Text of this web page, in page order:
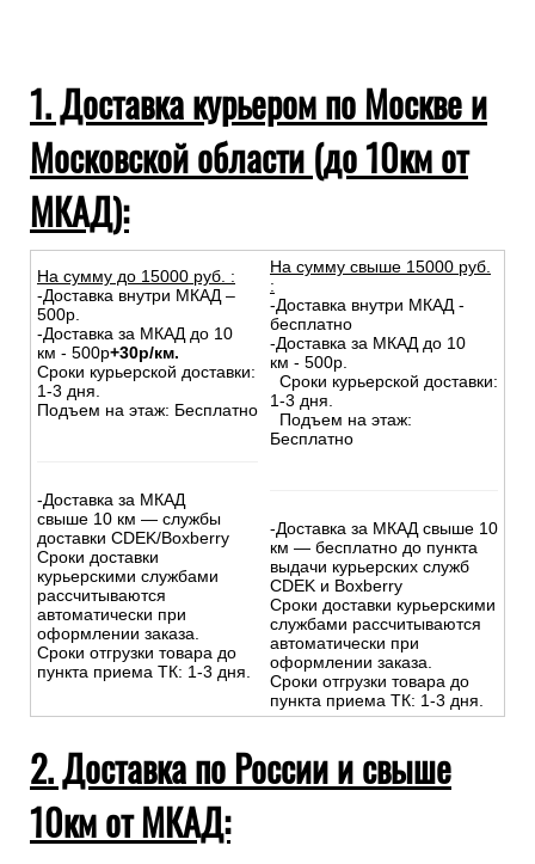
1. Доставка курьером по Москве и
Московской области (до 10км от
МКАД):
На сумму до 15000 руб. :
-Доставка внутри МКАД –
500р.
-Доставка за МКАД до 10
км - 500р+30р/км.
Сроки курьерской доставки:
1-3 дня.
Подъем на этаж: Бесплатно
-Доставка за МКАД
свыше 10 км — службы
доставки CDEK/Boxberry
Сроки доставки
курьерскими службами
рассчитываются
автоматически при
оформлении заказа.
Сроки отгрузки товара до
пункта приема ТК: 1-3 дня.
На сумму свыше 15000 руб.
:
-Доставка внутри МКАД -
бесплатно
-Доставка за МКАД до 10
км - 500р.
Сроки курьерской доставки:
1-3 дня.
Подъем на этаж:
Бесплатно
-Доставка за МКАД свыше 10
км — бесплатно до пункта
выдачи курьерских служб
CDEK и Boxberry
Сроки доставки курьерскими
службами рассчитываются
автоматически при
оформлении заказа.
Сроки отгрузки товара до
пункта приема ТК: 1-3 дня.
2. Доставка по России и свыше
10км от МКАД: